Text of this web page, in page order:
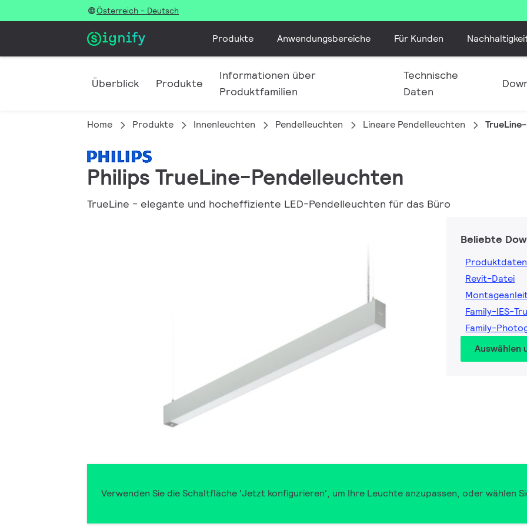
Österreich - Deutsch
Produkte Anwendungsbereiche Für Kunden
Überblick Produkte
Informationen über
Produktfamilien
Technische
Daten
Home Produkte Innenleuchten Pendelleuchten Lineare Pendelleuchten
Philips TrueLine-Pendelleuchten
TrueLine - elegante und hocheffiziente LED-Pendelleuchten für das Büro
Beliebte
Revit-Datei
Family-IES-
Family-
Auswählen
Verwenden Sie die Schaltfläche 'Jetzt konfigurieren', um Ihre Leuchte anzupassen, oder wählen